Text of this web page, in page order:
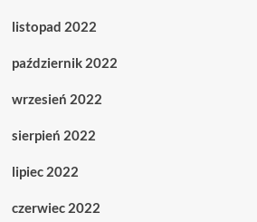
listopad 2022
październik 2022
wrzesień 2022
sierpień 2022
lipiec 2022
czerwiec 2022